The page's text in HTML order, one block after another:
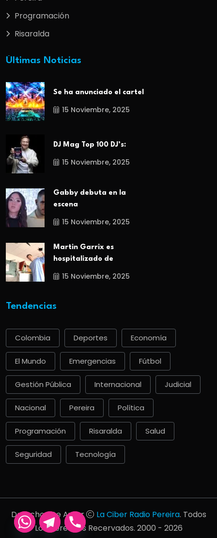
Programación
Risaralda
Últimas Noticias
Se ha anunciado el cartel
15 Noviembre, 2025
DJ Mag Top 100 DJ’s:
15 Noviembre, 2025
Gabby debuta en la
escena
15 Noviembre, 2025
Martin Garrix es
hospitalizado de
15 Noviembre, 2025
Tendencias
Colombia Deportes Economía
El Mundo Emergencias Fútbol
Gestión Pública Internacional Judicial
Nacional Pereira Política
Programación Risaralda Salud
Seguridad Tecnología
Derechos De Autor La Ciber Radio Pereira. Todos
Los Derechos Recervados. 2000 - 2026